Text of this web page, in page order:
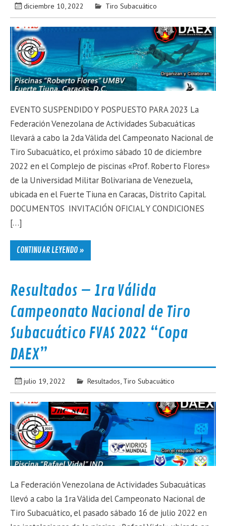
diciembre 10, 2022 Tiro Subacuático
EVENTO SUSPENDIDO Y POSPUESTO PARA 2023 La
Federación Venezolana de Actividades Subacuáticas
llevará a cabo la 2da Válida del Campeonato Nacional de
Tiro Subacuático, el próximo sábado 10 de diciembre
2022 en el Complejo de piscinas «Prof. Roberto Flores»
de la Universidad Militar Bolivariana de Venezuela,
ubicada en el Fuerte Tiuna en Caracas, Distrito Capital.
DOCUMENTOS INVITACIÓN OFICIAL Y CONDICIONES
[…]
CONTINUAR LEYENDO »
Resultados – 1ra Válida
Campeonato Nacional de Tiro
Subacuático FVAS 2022 “Copa
DAEX”
julio 19, 2022 Resultados Tiro Subacuático
La Federación Venezolana de Actividades Subacuáticas
llevó a cabo la 1ra Válida del Campeonato Nacional de
Tiro Subacuático, el pasado sábado 16 de julio 2022 en